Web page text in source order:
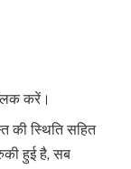
करें।
की स्थिति सहित
हुई है, सब